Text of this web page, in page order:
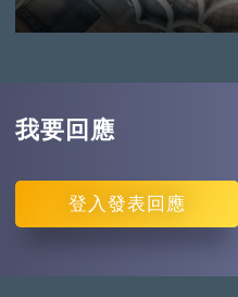
我要回應
登入 發表回應